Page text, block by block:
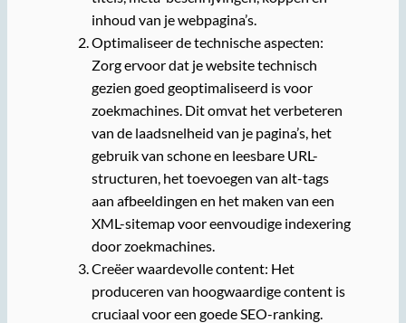
inhoud van je webpagina’s.
Optimaliseer de technische aspecten:
Zorg ervoor dat je website technisch
gezien goed geoptimaliseerd is voor
zoekmachines. Dit omvat het verbeteren
van de laadsnelheid van je pagina’s, het
gebruik van schone en leesbare URL-
structuren, het toevoegen van alt-tags
aan afbeeldingen en het maken van een
XML-sitemap voor eenvoudige indexering
door zoekmachines.
Creëer waardevolle content: Het
produceren van hoogwaardige content is
cruciaal voor een goede SEO-ranking.